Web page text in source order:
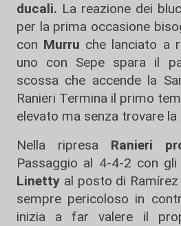
ducali. La reazione dei
per la prima occasione
con Murru che lanciato a
uno con Sepe spara il
scossa che accende la
Ranieri Termina il primo
elevato ma senza trovare la
Nella ripresa Ranieri
Passaggio al 4-4-2 con
Linetty al posto di
sempre pericoloso in
inizia a far valere il